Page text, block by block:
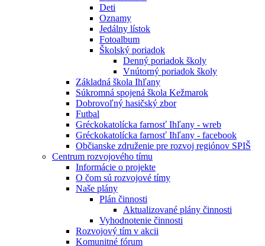
Deti
Oznamy
Jedálny lístok
Fotoalbum
Školský poriadok
Denný poriadok školy
Vnútorný poriadok školy
Základná škola Ihľany
Súkromná spojená škola Kežmarok
Dobrovoľný hasičský zbor
Futbal
Gréckokatolícka farnosť Ihľany - wreb
Gréckokatolícka farnosť Ihľany - facebook
Občianske združenie pre rozvoj regiónov SPIŠ
Centrum rozvojového tímu
Informácie o projekte
O čom sú rozvojové tímy
Naše plány
Plán činnosti
Aktualizované plány činnosti
Vyhodnotenie činnosti
Rozvojový tím v akcii
Komunitné fórum